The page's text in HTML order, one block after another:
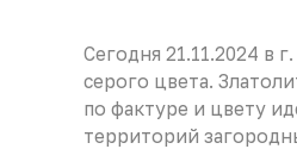
Сегодня 21.11.2024 в
серого цвета.
по фактуре и цвету
территорий